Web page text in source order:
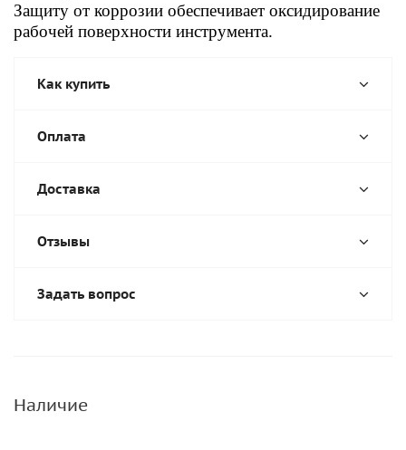
Защиту от коррозии обеспечивает оксидирование
рабочей поверхности инструмента.
Как купить
Оплата
Доставка
Отзывы
Задать вопрос
Наличие